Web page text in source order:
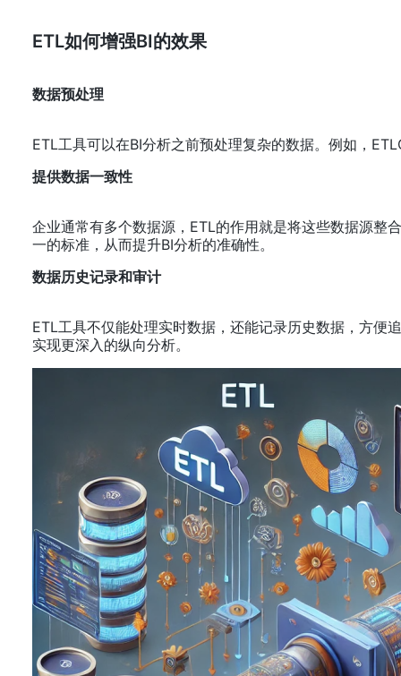
ETL如何增强BI的效果
数据预处理
ETL工具可以在BI分析之前预处理复杂的数据。例如，
提供数据一致性
企业通常有多个数据源，ETL的作用就是将这些数据源
一的标准，从而提升BI分析的准确性。
数据历史记录和审计
ETL工具不仅能处理实时数据，还能记录历史数据，方
实现更深入的纵向分析。